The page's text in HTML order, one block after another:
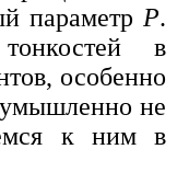
параметр Р.
в
особенно
не
к ним в